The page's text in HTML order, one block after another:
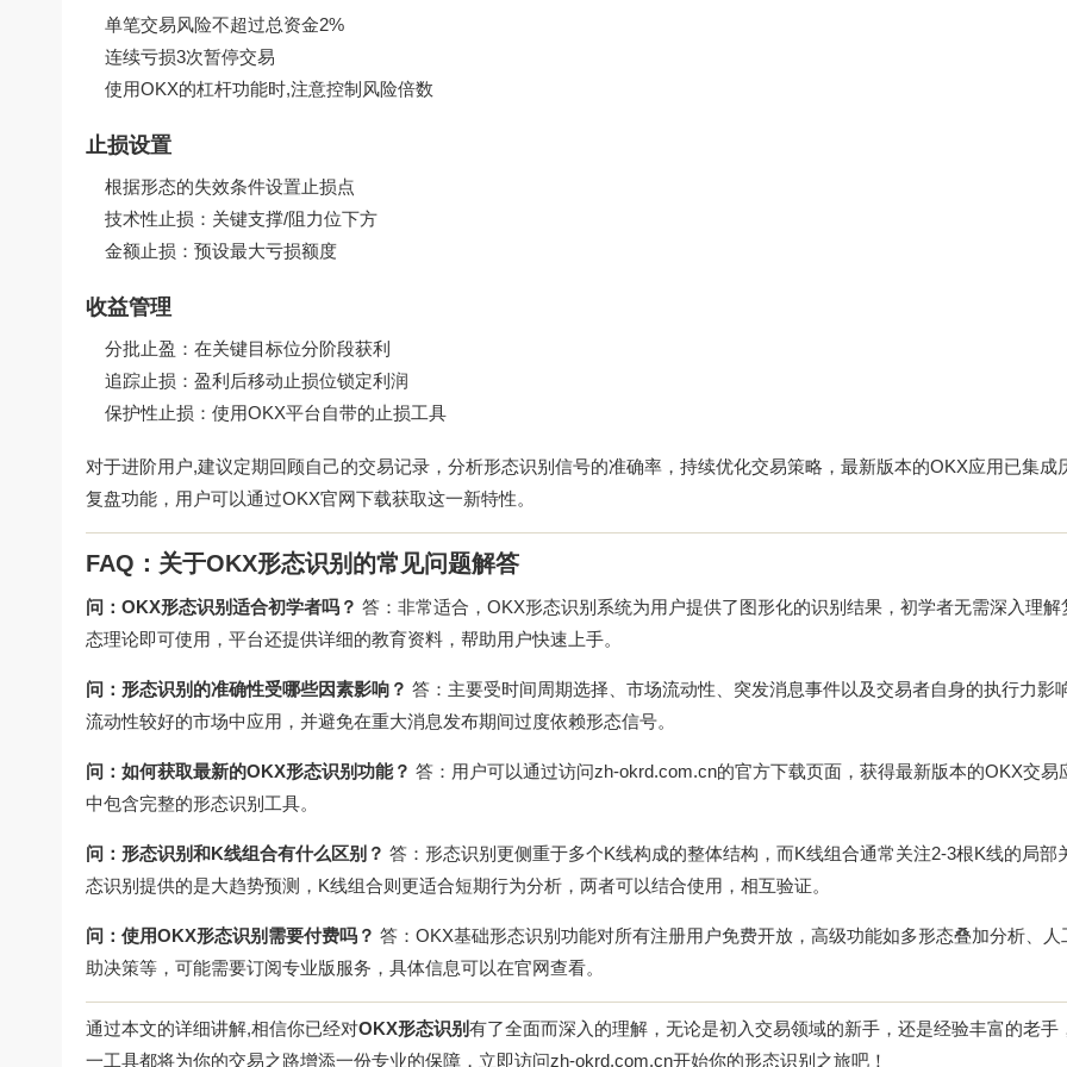
单笔交易风险不超过总资金2%
连续亏损3次暂停交易
使用OKX的杠杆功能时,注意控制风险倍数
止损设置
根据形态的失效条件设置止损点
技术性止损：关键支撑/阻力位下方
金额止损：预设最大亏损额度
收益管理
分批止盈：在关键目标位分阶段获利
追踪止损：盈利后移动止损位锁定利润
保护性止损：使用OKX平台自带的止损工具
对于进阶用户,建议定期回顾自己的交易记录，分析形态识别信号的准确率，持续优化交易策略，最新版本的OKX应用已集成
复盘功能，用户可以通过OKX官网下载获取这一新特性。
FAQ：关于OKX形态识别的常见问题解答
问：OKX形态识别适合初学者吗？ 答：非常适合，OKX形态识别系统为用户提供了图形化的识别结果，初学者无需深入理解
态理论即可使用，平台还提供详细的教育资料，帮助用户快速上手。
问：形态识别的准确性受哪些因素影响？ 答：主要受时间周期选择、市场流动性、突发消息事件以及交易者自身的执行力影
流动性较好的市场中应用，并避免在重大消息发布期间过度依赖形态信号。
问：如何获取最新的OKX形态识别功能？ 答：用户可以通过访问zh-okrd.com.cn的官方下载页面，获得最新版本的OKX交易
中包含完整的形态识别工具。
问：形态识别和K线组合有什么区别？ 答：形态识别更侧重于多个K线构成的整体结构，而K线组合通常关注2-3根K线的局部
态识别提供的是大趋势预测，K线组合则更适合短期行为分析，两者可以结合使用，相互验证。
问：使用OKX形态识别需要付费吗？ 答：OKX基础形态识别功能对所有注册用户免费开放，高级功能如多形态叠加分析、人
助决策等，可能需要订阅专业版服务，具体信息可以在官网查看。
通过本文的详细讲解,相信你已经对OKX形态识别有了全面而深入的理解，无论是初入交易领域的新手，还是经验丰富的老手
一工具都将为你的交易之路增添一份专业的保障，立即访问zh-okrd.com.cn开始你的形态识别之旅吧！